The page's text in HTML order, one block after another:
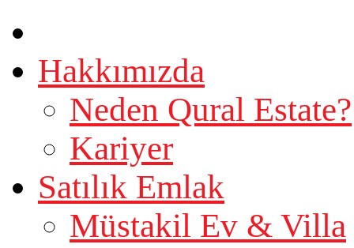
Hakkımızda
Neden Qural Estate?
Kariyer
Satılık Emlak
Müstakil Ev & Villa